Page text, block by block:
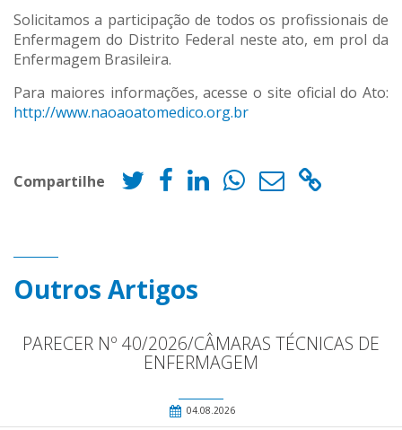
Solicitamos a participação de todos os profissionais de
Enfermagem do Distrito Federal neste ato, em prol da
Enfermagem Brasileira.
Para maiores informações, acesse o site oficial do Ato:
http://www.naoaoatomedico.org.br
Compartilhe
Outros Artigos
PARECER Nº 40/2026/CÂMARAS TÉCNICAS DE
ENFERMAGEM
04.08.2026